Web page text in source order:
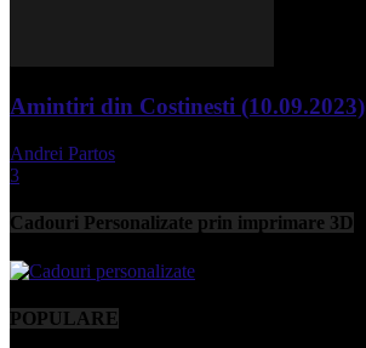
Amintiri din Costinesti (10.09.2023)
Andrei Partos
3
Cadouri Personalizate prin imprimare 3D
POPULARE